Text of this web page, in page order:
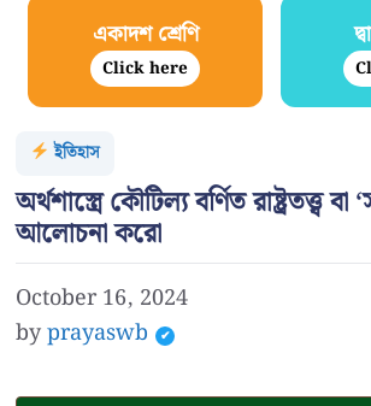
একাদশ শ্রেণি
Click here
ইতিহাস
অর্থশাস্ত্রে কৌটিল্য বর্ণিত রাষ্ট্রতত্ত্ব বা
আলোচনা করো
October 16, 2024
byprayaswb